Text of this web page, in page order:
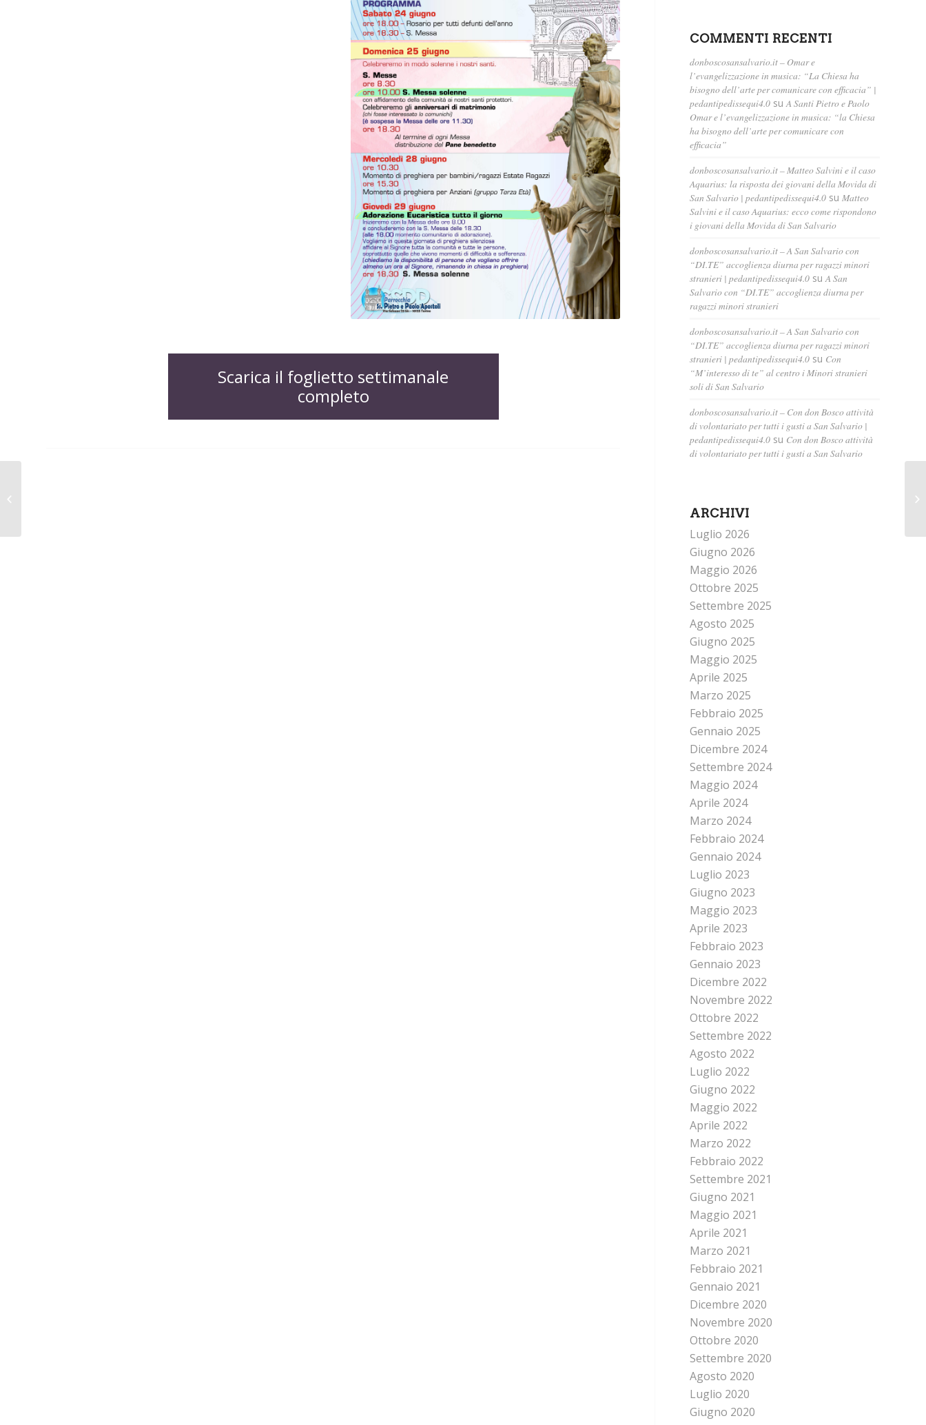
Scarica il foglietto settimanale
completo
COMMENTI RECENTI
donboscosansalvario.it – Omar e
l’evangelizzazione in musica: “La Chiesa ha
bisogno dell’arte per comunicare con efficacia” |
pedantipedissequi4.0 suA Santi Pietro e Paolo
Omar e l’evangelizzazione in musica: “la Chiesa
ha bisogno dell’arte per comunicare con
efficacia”
donboscosansalvario.it – Matteo Salvini e il caso
Aquarius: la risposta dei giovani della Movida di
San Salvario | pedantipedissequi4.0 suMatteo
Salvini e il caso Aquarius: ecco come rispondono
i giovani della Movida di San Salvario
donboscosansalvario.it – A San Salvario con
“DI.TE” accoglienza diurna per ragazzi minori
stranieri | pedantipedissequi4.0 suA San
Salvario con “DI.TE” accoglienza diurna per
ragazzi minori stranieri
donboscosansalvario.it – A San Salvario con
“DI.TE” accoglienza diurna per ragazzi minori
stranieri | pedantipedissequi4.0 su Con
“M’interesso di te” al centro i Minori stranieri
soli di San Salvario
donboscosansalvario.it – Con don Bosco attività
di volontariato per tutti i gusti a San Salvario |
pedantipedissequi4.0 su Con don Bosco attività
di volontariato per tutti i gusti a San Salvario
ARCHIVI
Luglio 2026
Giugno 2026
Maggio 2026
Ottobre 2025
Settembre 2025
Agosto 2025
Giugno 2025
Maggio 2025
Aprile 2025
Marzo 2025
Febbraio 2025
Gennaio 2025
Dicembre 2024
Settembre 2024
Maggio 2024
Aprile 2024
Marzo 2024
Febbraio 2024
Gennaio 2024
Luglio 2023
Giugno 2023
Maggio 2023
Aprile 2023
Febbraio 2023
Gennaio 2023
Dicembre 2022
Novembre 2022
Ottobre 2022
Settembre 2022
Agosto 2022
Luglio 2022
Giugno 2022
Maggio 2022
Aprile 2022
Marzo 2022
Febbraio 2022
Settembre 2021
Giugno 2021
Maggio 2021
Aprile 2021
Marzo 2021
Febbraio 2021
Gennaio 2021
Dicembre 2020
Novembre 2020
Ottobre 2020
Settembre 2020
Agosto 2020
Luglio 2020
Giugno 2020